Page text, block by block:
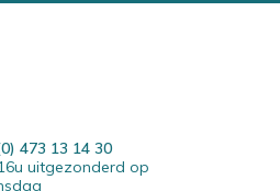
473 13 14 30
uitgezonderd op